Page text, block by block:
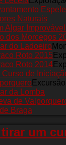
Naturais
Algar
dos Morcegos
do Ladoeiro
Roto 2015
Roto 2014
Curso de
da Lomba
de
Braga
um